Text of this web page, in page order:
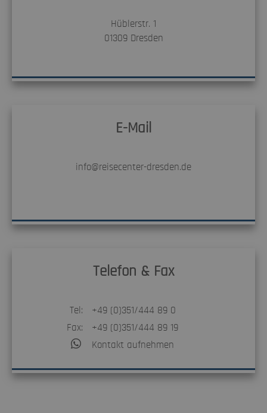
Hüblerstr. 1
01309Dresden
E-Mail
info@reisecenter-dresden.de
Telefon & Fax
Tel:
+49 (0)351/444 89 0
Fax:
+49 (0)351/444 89 19
Kontakt aufnehmen